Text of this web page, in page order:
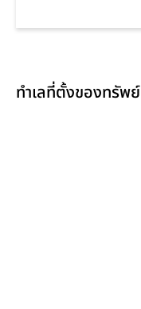
ทำเลที่ตั้งของทรัพย์